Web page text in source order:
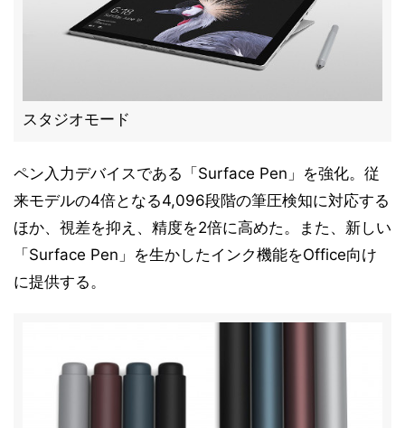
スタジオモード
ペン入力デバイスである「Surface Pen」を強化。従
来モデルの4倍となる4,096段階の筆圧検知に対応する
ほか、視差を抑え、精度を2倍に高めた。また、新しい
「Surface Pen」を生かしたインク機能をOffice向け
に提供する。